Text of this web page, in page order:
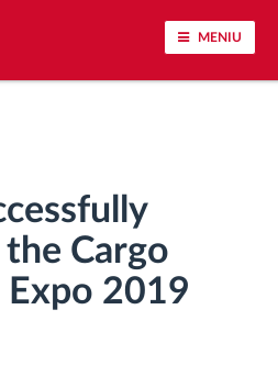
MENIU
de conducere
Cargo
Expo 2019